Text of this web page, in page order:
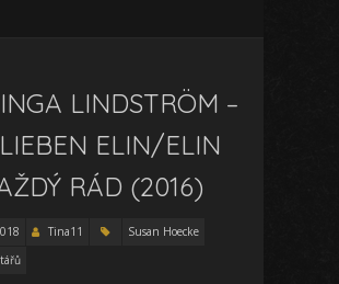
LINDSTRÖM –
ELIN/ELIN
RÁD (2016)
Tina11
Susan Hoecke